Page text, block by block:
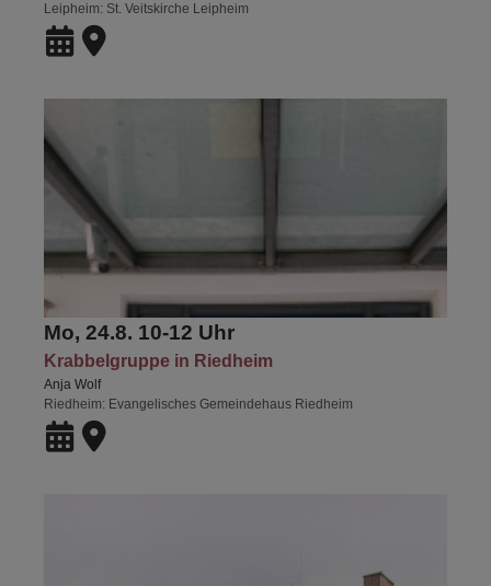
Leipheim St. Veitskirche Leipheim
Mo, 24.8. 10-12 Uhr
Krabbelgruppe in Riedheim
Anja Wolf
Riedheim
Evangelisches Gemeindehaus Riedheim